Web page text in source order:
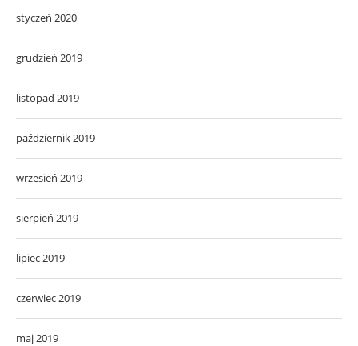
styczeń 2020
grudzień 2019
listopad 2019
październik 2019
wrzesień 2019
sierpień 2019
lipiec 2019
czerwiec 2019
maj 2019